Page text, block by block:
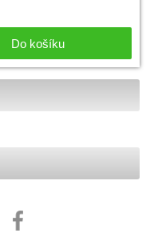
Do košíku